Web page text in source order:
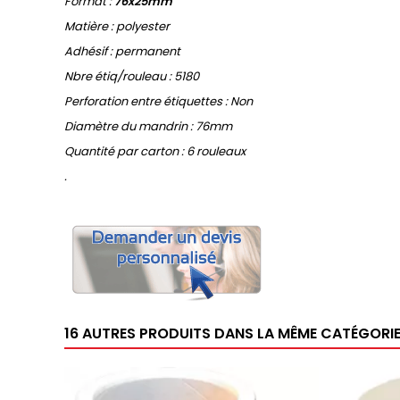
Matière : polyester
Adhésif : permanent
Nbre étiq/rouleau : 5180
Perforation entre étiquettes : Non
Diamètre du mandrin : 76mm
Quantité par carton : 6 rouleaux
.
16 AUTRES PRODUITS DANS LA MÊME